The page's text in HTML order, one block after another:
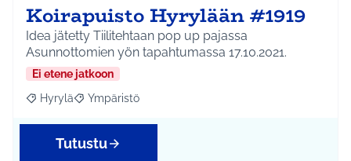
Koirapuisto Hyrylään #1919
Idea jätetty Tiilitehtaan pop up pajassa
Asunnottomien yön tapahtumassa 17.10.2021.
Ei etene jatkoon
Rajaa tulokset aihepiirin mukaan: Hyrylä
Hyrylä Rajaa tulokset teeman mukaan: Ympäristö
Ympäristö
Tutustu